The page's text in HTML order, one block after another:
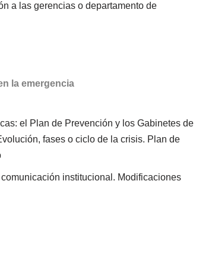
a las gerencias o departamento de
la emergencia
el Plan de Prevención y los Gabinetes de
fases o ciclo de la crisis. Plan de
institucional. Modificaciones